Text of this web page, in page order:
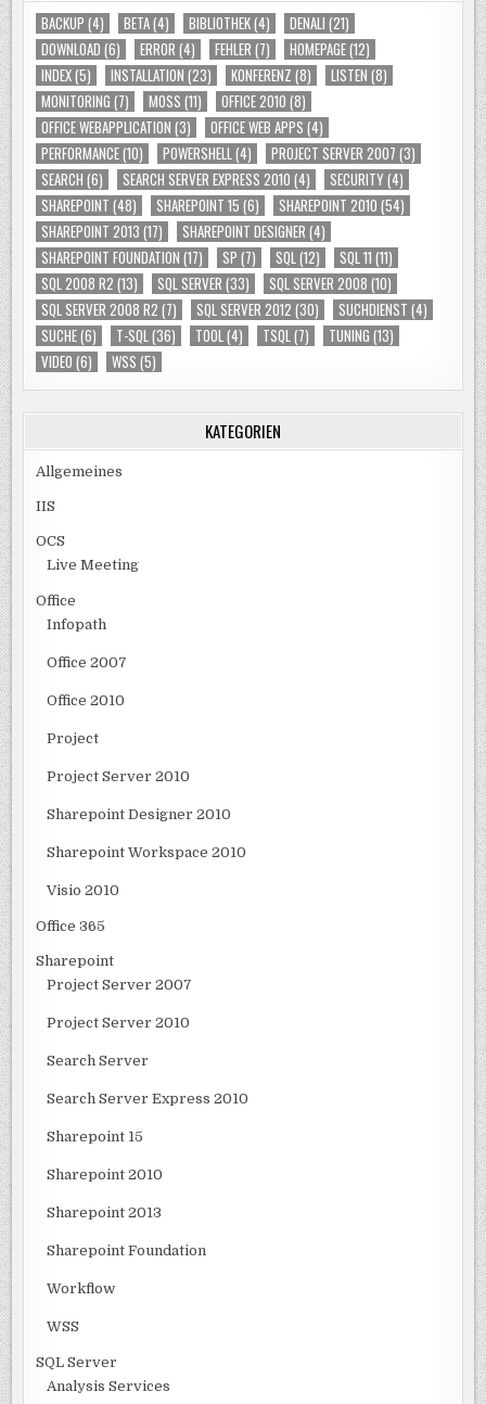
BACKUP (4) BETA(4) BIBLIOTHEK(4) DENALI (21)
DOWNLOAD (6) ERROR (4) FEHLER (7) HOMEPAGE(12)
INDEX(5) INSTALLATION (23) KONFERENZ (8) LISTEN (8)
MONITORING (7) MOSS (11) OFFICE 2010 (8)
OFFICE WEBAPPLICATION (3) OFFICE WEB APPS (4)
PERFORMANCE(10) POWERSHELL (4) PROJECT SERVER 2007 (3)
SEARCH (6) SEARCH SERVER EXPRESS 2010 (4) SECURITY(4)
SHAREPOINT (48) SHAREPOINT 15 (6) SHAREPOINT 2010 (54)
SHAREPOINT 2013 (17) SHAREPOINT DESIGNER (4)
SHAREPOINT FOUNDATION (17) SP (7) SQL (12) SQL 11 (11)
SQL 2008 R2 (13) SQL SERVER (33) SQL SERVER 2008 (10)
SQL SERVER 2008 R2 (7) SQL SERVER 2012 (30) SUCHDIENST (4)
SUCHE(6) T-SQL (36) TOOL (4) TSQL (7) TUNING (13)
VIDEO (6) WSS (5)
KATEGORIEN
Allgemeines
IIS
OCS
Live Meeting
Office
Infopath
Office 2007
Office 2010
Project
Project Server 2010
Sharepoint Designer 2010
Sharepoint Workspace 2010
Visio 2010
Office 365
Sharepoint
Project Server 2007
Project Server 2010
Search Server
Search Server Express 2010
Sharepoint 15
Sharepoint 2010
Sharepoint 2013
Sharepoint Foundation
Workflow
WSS
SQL Server
Analysis Services